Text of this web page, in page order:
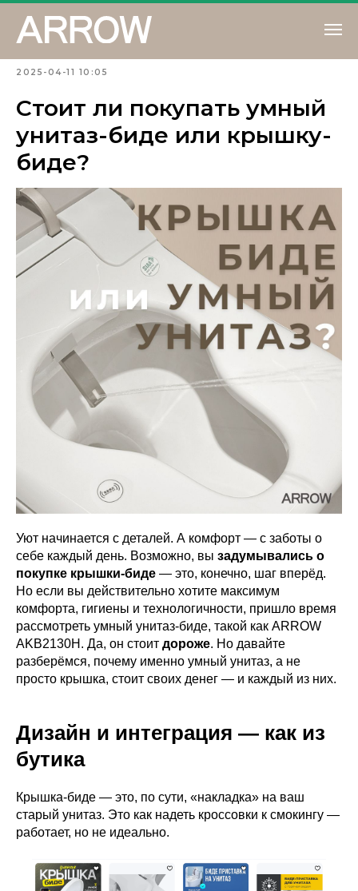
2025-04-11 10:05
Стоит ли покупать умный
унитаз-биде или крышку-
биде?
Уют начинается с деталей. А комфорт — с заботы о
себе каждый день. Возможно, вы задумывались о
покупке крышки-биде — это, конечно, шаг вперёд.
Но если вы действительно хотите максимум
комфорта, гигиены и технологичности, пришло время
рассмотреть умный унитаз-биде, такой как ARROW
AKB2130H. Да, он стоит дороже. Но давайте
разберёмся, почему именно умный унитаз, а не
просто крышка, стоит своих денег — и каждый из них.
Дизайн и интеграция — как из
бутика
Крышка-биде — это, по сути, «накладка» на ваш
старый унитаз. Это как надеть кроссовки к смокингу —
работает, но не идеально.